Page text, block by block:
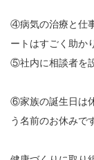
④病気の治療と仕
ートはすごく助か
⑤社内に相談者を
⑥家族の誕生日は
う名前のお休みで